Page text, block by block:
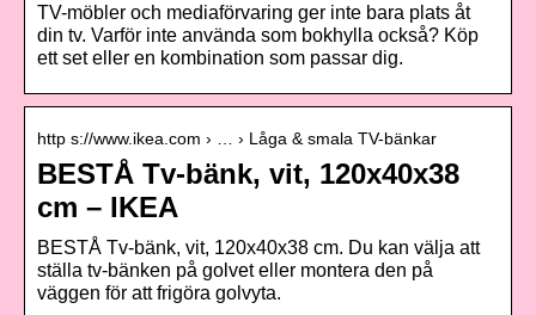
TV-möbler och mediaförvaring ger inte bara plats åt
din tv. Varför inte använda som bokhylla också? Köp
ett set eller en kombination som passar dig.
http s://www.ikea.com › … › Låga & smala TV-bänkar
BESTÅ Tv-bänk, vit, 120x40x38
cm – IKEA
BESTÅ Tv-bänk, vit, 120x40x38 cm. Du kan välja att
ställa tv-bänken på golvet eller montera den på
väggen för att frigöra golvyta.